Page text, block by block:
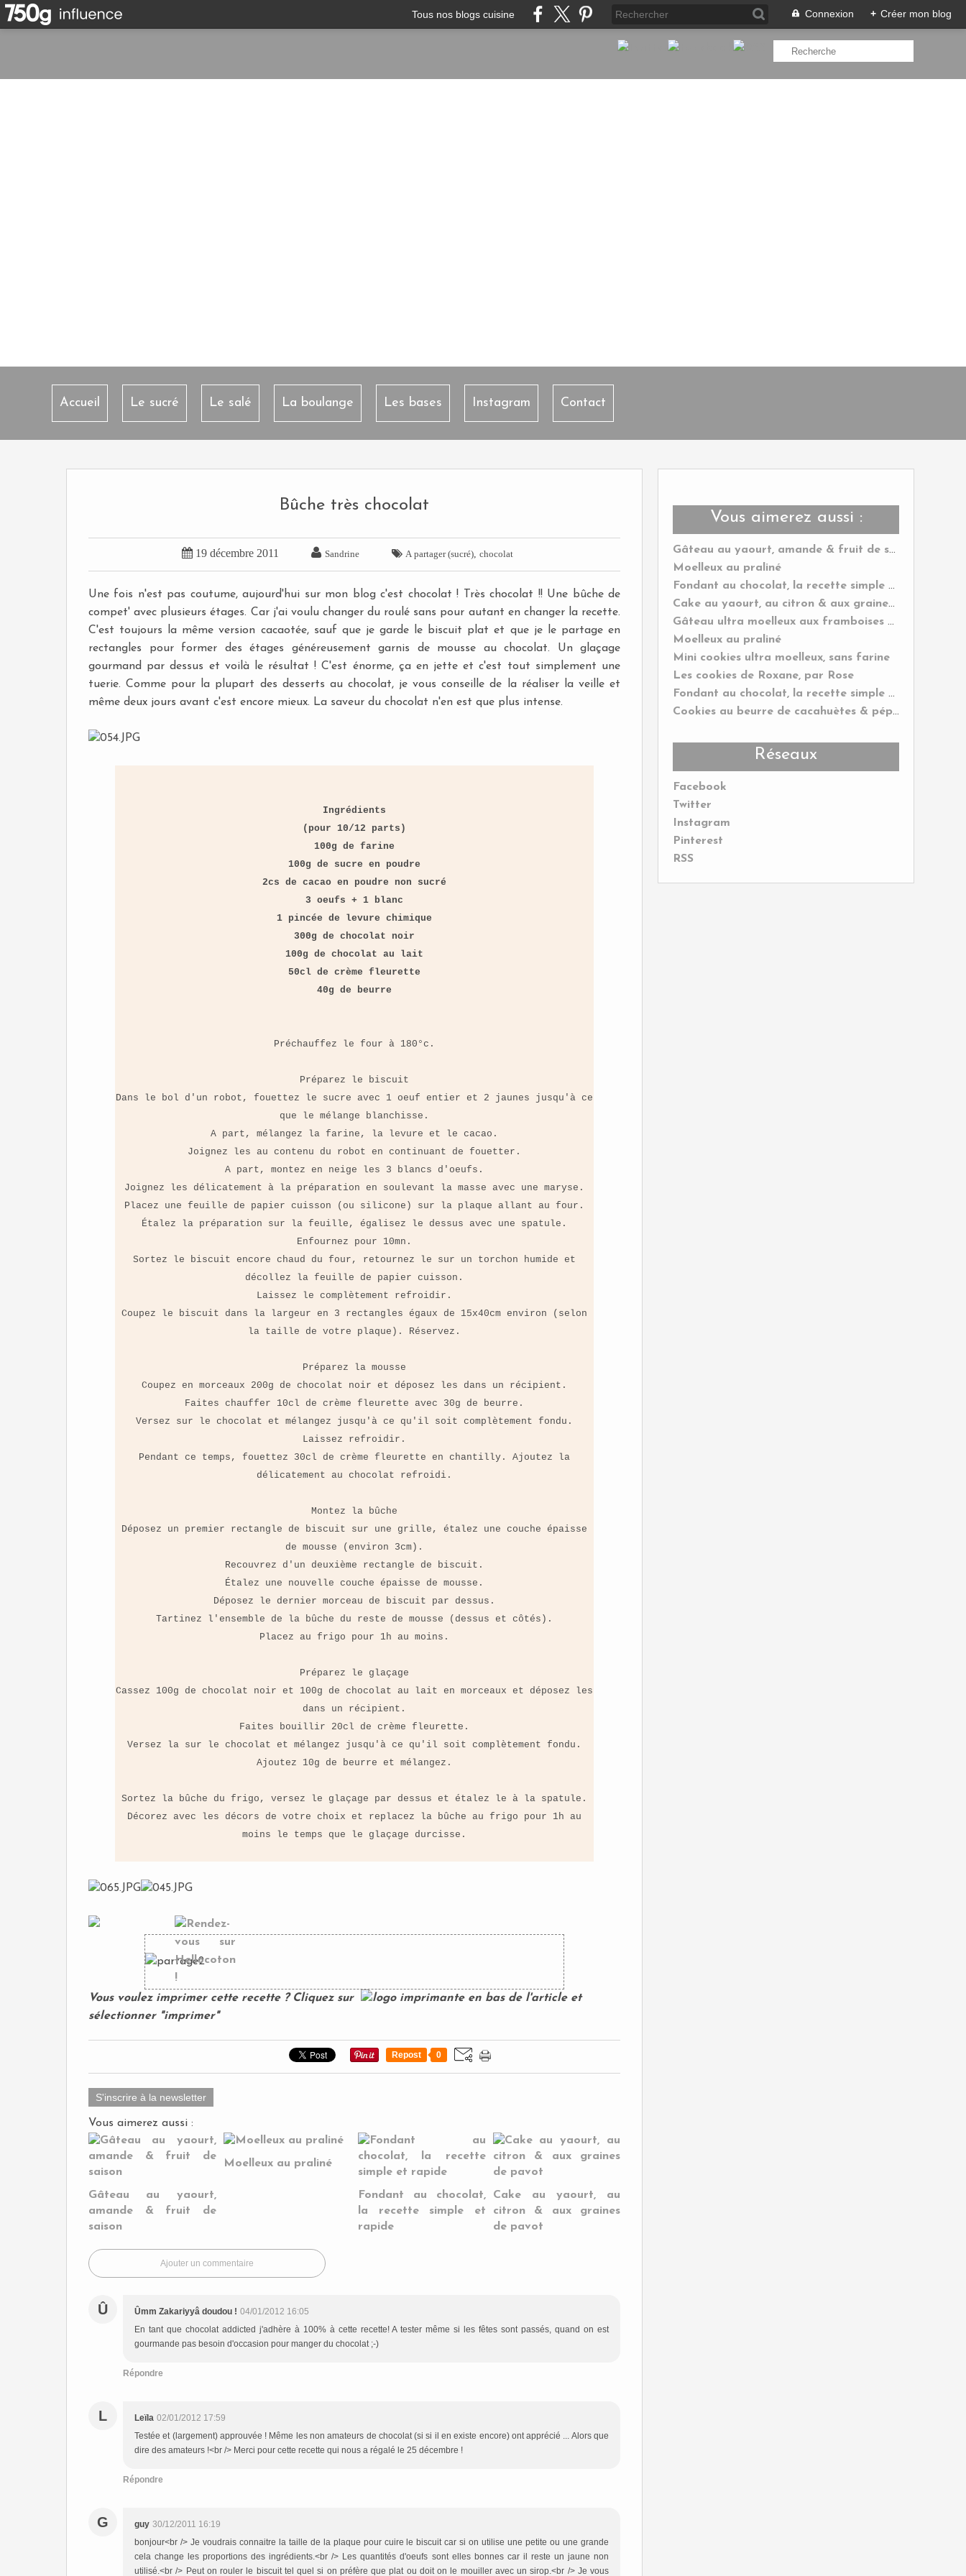
Tous nos blogs cuisine Connexion + Créer mon blog
Accueil Le sucré Le salé La boulange Les bases Instagram Contact
Vous aimerez aussi :
Gâteau au yaourt, amande & fruit de saison
Moelleux au praliné
Fondant au chocolat, la recette simple et rapide
Cake au yaourt, au citron & aux graines de pavot
Gâteau ultra moelleux aux framboises & citrons verts
Moelleux au praliné
Mini cookies ultra moelleux, sans farine
Les cookies de Roxane, par Rose
Fondant au chocolat, la recette simple et rapide
Cookies au beurre de cacahuètes & pépites de chocolat
Réseaux
Facebook
Twitter
Instagram
Pinterest
RSS
Bûche très chocolat
 19 décembre 2011  Sandrine  A partager (sucré), chocolat
Une fois n'est pas coutume, aujourd'hui sur mon blog c'est chocolat ! Très chocolat !! Une bûche de
compet' avec plusieurs étages. Car j'ai voulu changer du roulé sans pour autant en changer la recette.
C'est toujours la même version cacaotée, sauf que je garde le biscuit plat et que je le partage en
rectangles pour former des étages généreusement garnis de mousse au chocolat. Un glaçage
gourmand par dessus et voilà le résultat ! C'est énorme, ça en jette et c'est tout simplement une
tuerie. Comme pour la plupart des desserts au chocolat, je vous conseille de la réaliser la veille et
même deux jours avant c'est encore mieux. La saveur du chocolat n'en est que plus intense.
Ingrédients
(pour 10/12 parts)
100g de farine
100g de sucre en poudre
2cs de cacao en poudre non sucré
3 oeufs + 1 blanc
1 pincée de levure chimique
300g de chocolat noir
100g de chocolat au lait
50cl de crème fleurette
40g de beurre
Préchauffez le four à 180°c.
Préparez le biscuit
Dans le bol d'un robot, fouettez le sucre avec 1 oeuf entier et 2 jaunes jusqu'à ce
que le mélange blanchisse.
A part, mélangez la farine, la levure et le cacao.
Joignez les au contenu du robot en continuant de fouetter.
A part, montez en neige les 3 blancs d'oeufs.
Joignez les délicatement à la préparation en soulevant la masse avec une maryse.
Placez une feuille de papier cuisson (ou silicone) sur la plaque allant au four.
Étalez la préparation sur la feuille, égalisez le dessus avec une spatule.
Enfournez pour 10mn.
Sortez le biscuit encore chaud du four, retournez le sur un torchon humide et
décollez la feuille de papier cuisson.
Laissez le complètement refroidir.
Coupez le biscuit dans la largeur en 3 rectangles égaux de 15x40cm environ (selon
la taille de votre plaque). Réservez.
Préparez la mousse
Coupez en morceaux 200g de chocolat noir et déposez les dans un récipient.
Faites chauffer 10cl de crème fleurette avec 30g de beurre.
Versez sur le chocolat et mélangez jusqu'à ce qu'il soit complètement fondu.
Laissez refroidir.
Pendant ce temps, fouettez 30cl de crème fleurette en chantilly. Ajoutez la
délicatement au chocolat refroidi.
Montez la bûche
Déposez un premier rectangle de biscuit sur une grille, étalez une couche épaisse
de mousse (environ 3cm).
Recouvrez d'un deuxième rectangle de biscuit.
Étalez une nouvelle couche épaisse de mousse.
Déposez le dernier morceau de biscuit par dessus.
Tartinez l'ensemble de la bûche du reste de mousse (dessus et côtés).
Placez au frigo pour 1h au moins.
Préparez le glaçage
Cassez 100g de chocolat noir et 100g de chocolat au lait en morceaux et déposez les
dans un récipient.
Faites bouillir 20cl de crème fleurette.
Versez la sur le chocolat et mélangez jusqu'à ce qu'il soit complètement fondu.
Ajoutez 10g de beurre et mélangez.
Sortez la bûche du frigo, versez le glaçage par dessus et étalez le à la spatule.
Décorez avec les décors de votre choix et replacez la bûche au frigo pour 1h au
moins le temps que le glaçage durcisse.
Vous voulez imprimer cette recette ? Cliquez sur
en bas de l'article et
sélectionner "imprimer"
Repost 0
S'inscrire à la newsletter
Vous aimerez aussi :
Gâteau au yaourt,
amande & fruit de
saison
Moelleux au praliné
Fondant au chocolat,
la recette simple et
rapide
Cake au yaourt, au
citron & aux graines
de pavot
Ajouter un commentaire
Û Ûmm Zakariyyâ doudou ! 04/01/2012 16:05
En tant que chocolat addicted j'adhère à 100% à cette recette! A tester même si les fêtes sont passés, quand on est
gourmande pas besoin d'occasion pour manger du chocolat ;-)
Répondre
L Leïla 02/01/2012 17:59
Testée et (largement) approuvée ! Même les non amateurs de chocolat (si si il en existe encore) ont apprécié ... Alors que
dire des amateurs !<br /> Merci pour cette recette qui nous a régalé le 25 décembre !
Répondre
G guy 30/12/2011 16:19
bonjour<br /> Je voudrais connaitre la taille de la plaque pour cuire le biscuit car si on utilise une petite ou une grande
cela change les proportions des ingrédients.<br /> Les quantités d'oeufs sont elles bonnes car il reste un jaune non
utilisé.<br /> Peut on rouler le biscuit tel quel si on préfère que plat ou doit on le mouiller avec un sirop.<br /> Je vous